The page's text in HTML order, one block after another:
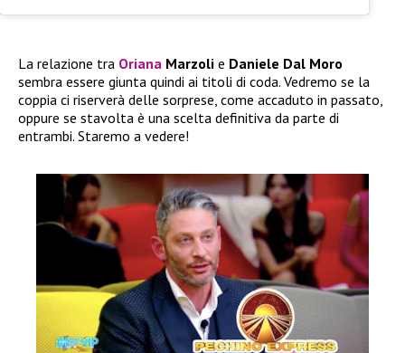
La relazione tra Oriana Marzoli e Daniele Dal Moro
sembra essere giunta quindi ai titoli di coda. Vedremo se la
coppia ci riserverà delle sorprese, come accaduto in passato,
oppure se stavolta è una scelta definitiva da parte di
entrambi. Staremo a vedere!